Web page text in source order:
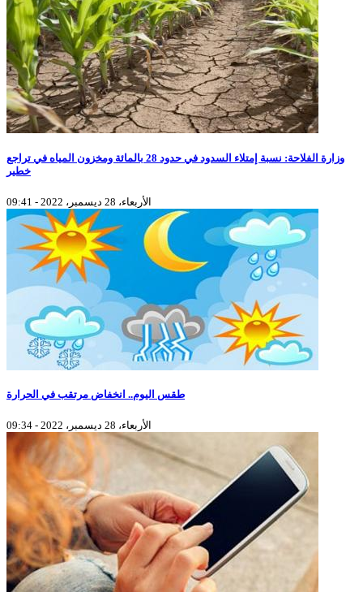
وزارة الفلاحة: نسبة إمتلاء السدود في حدود 28 بالمائة ومخزون المياه في تراجع
خطير
الأربعاء، 28 ديسمبر، 2022 - 09:41
طقس اليوم.. انخفاض مرتقب في الحرارة
الأربعاء، 28 ديسمبر، 2022 - 09:34